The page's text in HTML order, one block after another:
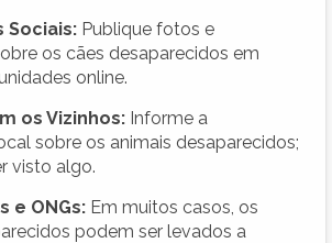
Sociais: Publique fotos e
os cães desaparecidos em
online.
os Vizinhos: Informe a
sobre os animais desaparecidos;
visto algo.
e ONGs: Em muitos casos, os
podem ser levados a